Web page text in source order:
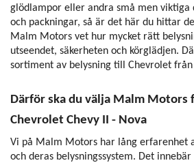
glödlampor eller andra små men
och packningar, så är det här du hittar
Malm Motors vet hur mycket rätt
utseendet, säkerheten och körglädjen.
sortiment av belysning till Chevrolet
Därför ska du välja Malm Motors
Chevrolet Chevy II - Nova
Vi på Malm Motors har lång erfarenhet
och deras belysningssystem. Det